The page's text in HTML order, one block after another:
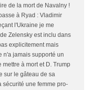
de la mort de Navalny !
à Ryad : Vladimir
l'Ukraine je me
Zelensky est inclu dans
explicitement mais
n'a jamais supporté un
à mort et D. Trump
sur le gâteau de sa
sécurité une femme pro-